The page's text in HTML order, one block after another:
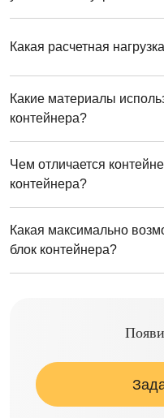
Какая расчетная
Какие материалы
контейнера?
Чем отличается
контейнера?
Какая максимально
блок контейнера?